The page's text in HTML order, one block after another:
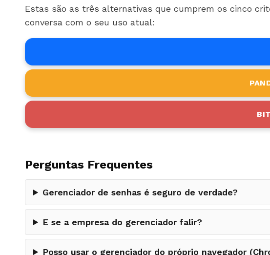
Estas são as três alternativas que cumprem os cinco
conversa com o seu uso atual:
Perguntas Frequentes
Gerenciador de senhas é seguro de verdade?
E se a empresa do gerenciador falir?
Posso usar o gerenciador do próprio navegador